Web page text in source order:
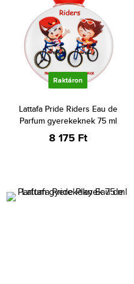
Raktáron
Lattafa Pride Riders Eau de
Parfum gyerekeknek 75 ml
8 175 Ft